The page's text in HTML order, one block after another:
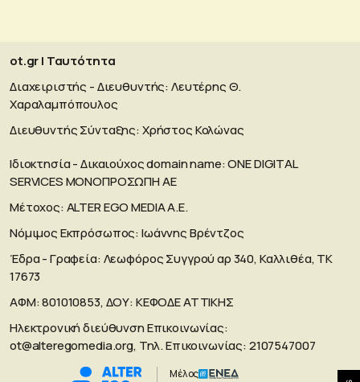
ot.gr | Ταυτότητα
Διαχειριστής - Διευθυντής: Λευτέρης Θ.
Χαραλαμπόπουλος
Διευθυντής Σύνταξης: Χρήστος Κολώνας
Ιδιοκτησία - Δικαιούχος domain name: ΟΝΕ DIGITAL
SERVICES MONOΠΡΟΣΩΠΗ ΑΕ
Μέτοχος: ALTER EGO MEDIA A.E.
Νόμιμος Εκπρόσωπος: Ιωάννης Βρέντζος
Έδρα - Γραφεία: Λεωφόρος Συγγρού αρ 340, Καλλιθέα, ΤΚ
17673
ΑΦΜ: 801010853, ΔΟΥ: ΚΕΦΟΔΕ ΑΤΤΙΚΗΣ
Ηλεκτρονική διεύθυνση Επικοινωνίας:
ot@alteregomedia.org, Τηλ. Επικοινωνίας: 2107547007
Μέλος